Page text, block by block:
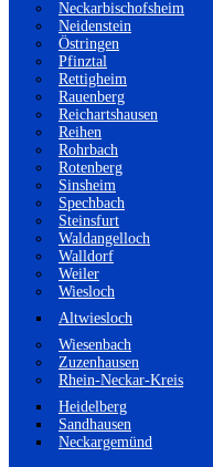
Neckarbischofsheim
Neidenstein
Östringen
Pfinztal
Rettigheim
Rauenberg
Reichartshausen
Reihen
Rohrbach
Rotenberg
Sinsheim
Spechbach
Steinsfurt
Waldangelloch
Walldorf
Weiler
Wiesloch
Altwiesloch
Wiesenbach
Zuzenhausen
Rhein-Neckar-Kreis
Heidelberg
Sandhausen
Neckargemünd